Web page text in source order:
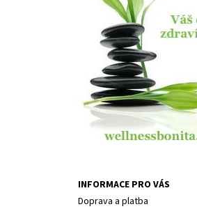
INFORMACE PRO VÁS
Doprava a platba